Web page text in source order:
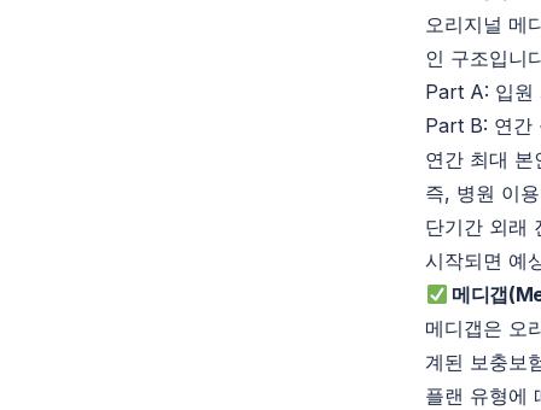
오리지널 메
인 구조입니
Part A: 입원
Part B: 연간
연간 최대
즉, 병원 이
단기간 외래
시작되면 예
메디갭(
메디갭은 오
계된 보충보
플랜 유형에